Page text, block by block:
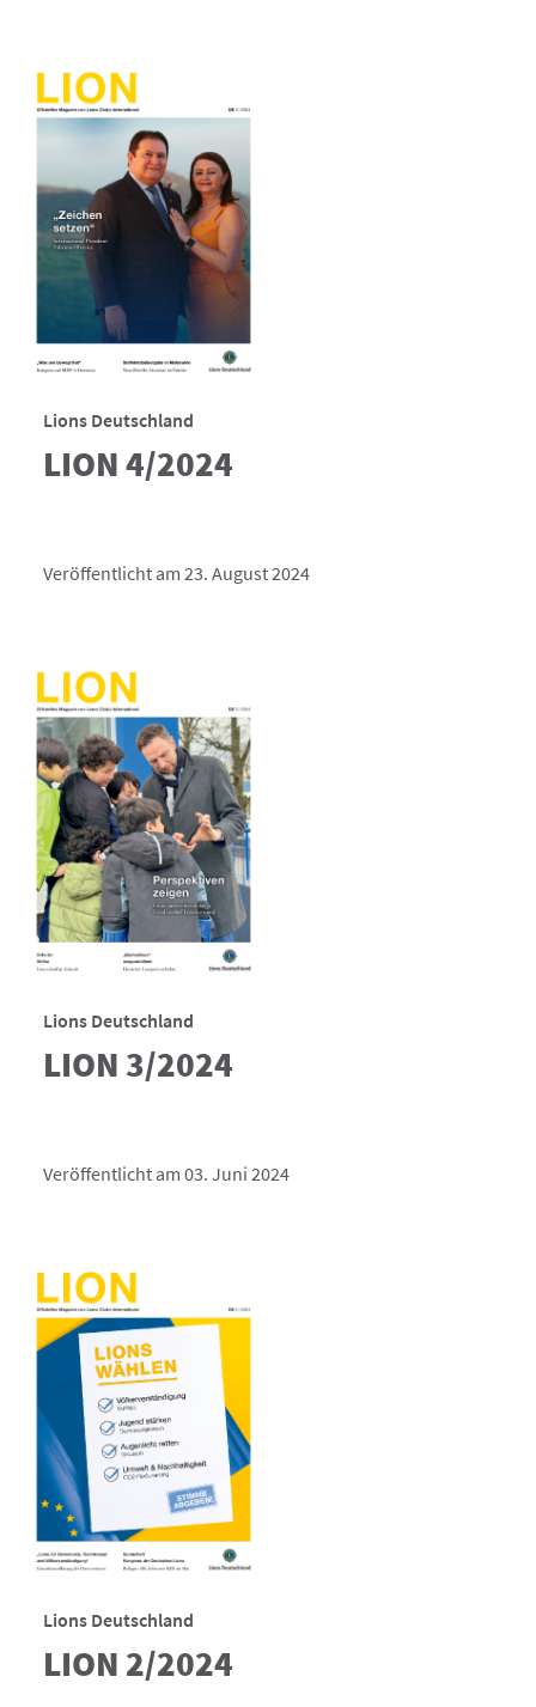
Lions Deutschland
LION 4/2024
Veröffentlicht am 23. August 2024
Lions Deutschland
LION 3/2024
Veröffentlicht am 03. Juni 2024
Lions Deutschland
LION 2/2024